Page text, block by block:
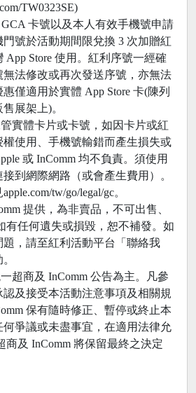
TW0323SE)
GCA 卡號以及本人有效手機號申請
號於活動期間限兌換 3 次加贈紅
App Store 使用。紅利序號一經確
法修改或再次發送序號，亦無法
僅適用於實體 App Store 卡(陳列
展架上)。
實體卡片或卡號，如因卡片或紅
使用、手機號輸錯而產生損失或
或 InComm 均不負責。須使用
到網際網路（或會產生費用）。
tw/go/legal/gc。
提供，為非賣品，不可出售、
有任何遺失或損毀，恕不補發。如
，請至紅利活動平台「聯絡我
超商及 InComm 公告為主。凡參
及接受本活動注意事項及相關規
保有隨時修正、暫停或終止本
爭議或未盡事宜，在適用法律允
商及 InComm 將保留最終之決定